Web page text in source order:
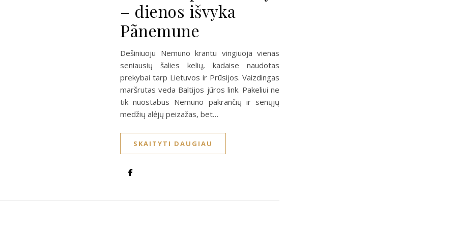
– dienos išvyka
Pãnemune
Dešiniuoju Nemuno krantu vingiuoja vienas
seniausių šalies kelių, kadaise naudotas
prekybai tarp Lietuvos ir Prūsijos. Vaizdingas
maršrutas veda Baltijos jūros link. Pakeliui ne
tik nuostabus Nemuno pakrančių ir senųjų
medžių alėjų peizažas, bet…
SKAITYTI DAUGIAU